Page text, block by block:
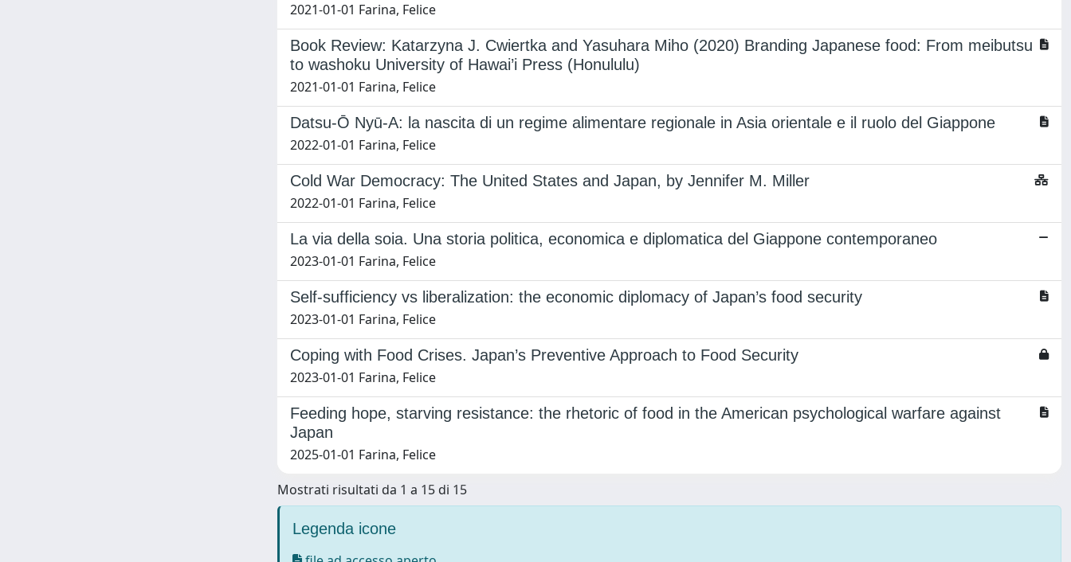
2021-01-01 Farina, Felice
Book Review: Katarzyna J. Cwiertka and Yasuhara Miho (2020) Branding Japanese food: From meibutsu
to washoku University of Hawai’i Press (Honululu)
2021-01-01 Farina, Felice
Datsu-Ō Nyū-A: la nascita di un regime alimentare regionale in Asia orientale e il ruolo del Giappone
2022-01-01 Farina, Felice
Cold War Democracy: The United States and Japan, by Jennifer M. Miller
2022-01-01 Farina, Felice
La via della soia. Una storia politica, economica e diplomatica del Giappone contemporaneo
2023-01-01 Farina, Felice
Self-sufficiency vs liberalization: the economic diplomacy of Japan’s food security
2023-01-01 Farina, Felice
Coping with Food Crises. Japan’s Preventive Approach to Food Security
2023-01-01 Farina, Felice
Feeding hope, starving resistance: the rhetoric of food in the American psychological warfare against
Japan
2025-01-01 Farina, Felice
Mostrati risultati da 1 a 15 di 15
Legenda icone